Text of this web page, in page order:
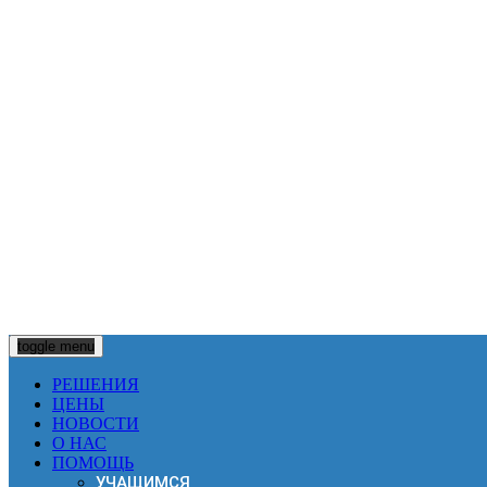
toggle menu
РЕШЕНИЯ
ЦЕНЫ
НОВОСТИ
О НАС
ПОМОЩЬ
УЧАЩИМСЯ